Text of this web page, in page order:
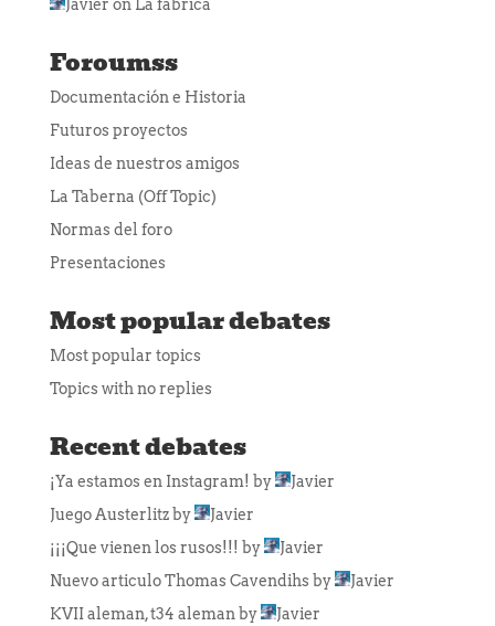
Javier on La fabrica
Foroumss
Documentación e Historia
Futuros proyectos
Ideas de nuestros amigos
La Taberna (Off Topic)
Normas del foro
Presentaciones
Most popular debates
Most popular topics
Topics with no replies
Recent debates
¡Ya estamos en Instagram! by
Javier
Juego Austerlitzby
Javier
¡¡¡Que vienen los rusos!!! by
Javier
Nuevo articulo Thomas Cavendihsby
Javier
KVII aleman, t34 alemanby Javier